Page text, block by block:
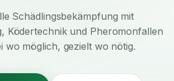
Schädlingsbekämpfung mit
Ködertechnik und Pheromonfallen
möglich, gezielt wo nötig.